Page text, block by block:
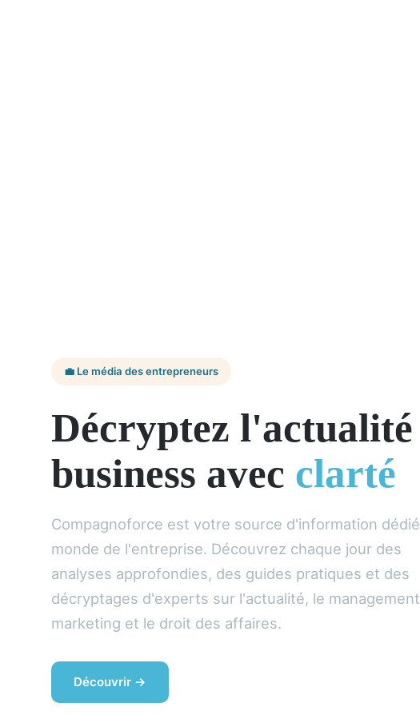
💼 Le média des entrepreneurs
Décryptez l'actualité
business avec clarté
Compagnoforce est votre source d'information
monde de l'entreprise. Découvrez chaque jour des
analyses approfondies, des guides pratiques et des
décryptages d'experts sur l'actualité, le
marketing et le droit des affaires.
Découvrir →